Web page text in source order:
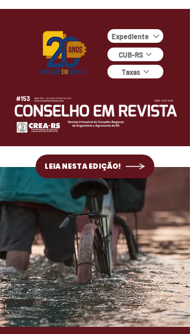
Expediente
CUB-RS
Taxas
LEIA NESTA EDIÇÃO!